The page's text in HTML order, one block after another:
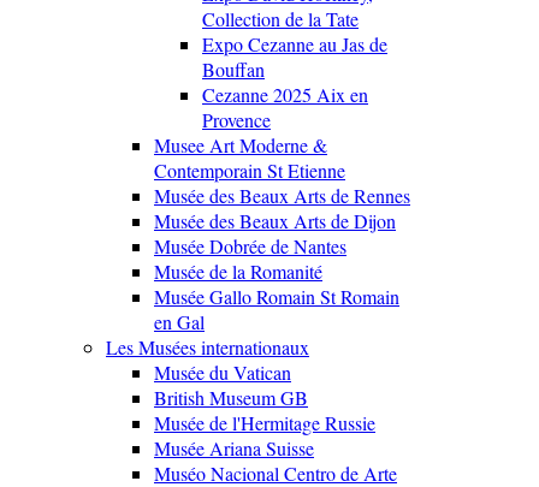
Collection de la Tate
Expo Cezanne au Jas de
Bouffan
Cezanne 2025 Aix en
Provence
Musee Art Moderne &
Contemporain St Etienne
Musée des Beaux Arts de Rennes
Musée des Beaux Arts de Dijon
Musée Dobrée de Nantes
Musée de la Romanité
Musée Gallo Romain St Romain
en Gal
Les Musées internationaux
Musée du Vatican
British Museum GB
Musée de l'Hermitage Russie
Musée Ariana Suisse
Muséo Nacional Centro de Arte